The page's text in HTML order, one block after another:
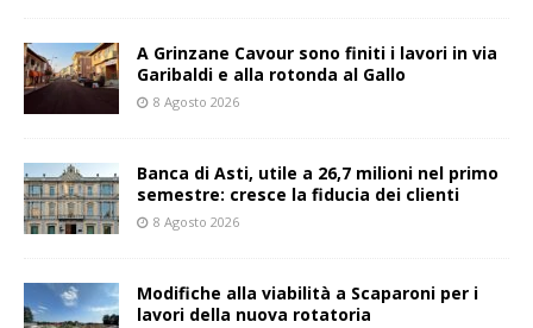
A Grinzane Cavour sono finiti i lavori in via
Garibaldi e alla rotonda al Gallo
8 Agosto 2026
Banca di Asti, utile a 26,7 milioni nel primo
semestre: cresce la fiducia dei clienti
8 Agosto 2026
Modifiche alla viabilità a Scaparoni per i
lavori della nuova rotatoria